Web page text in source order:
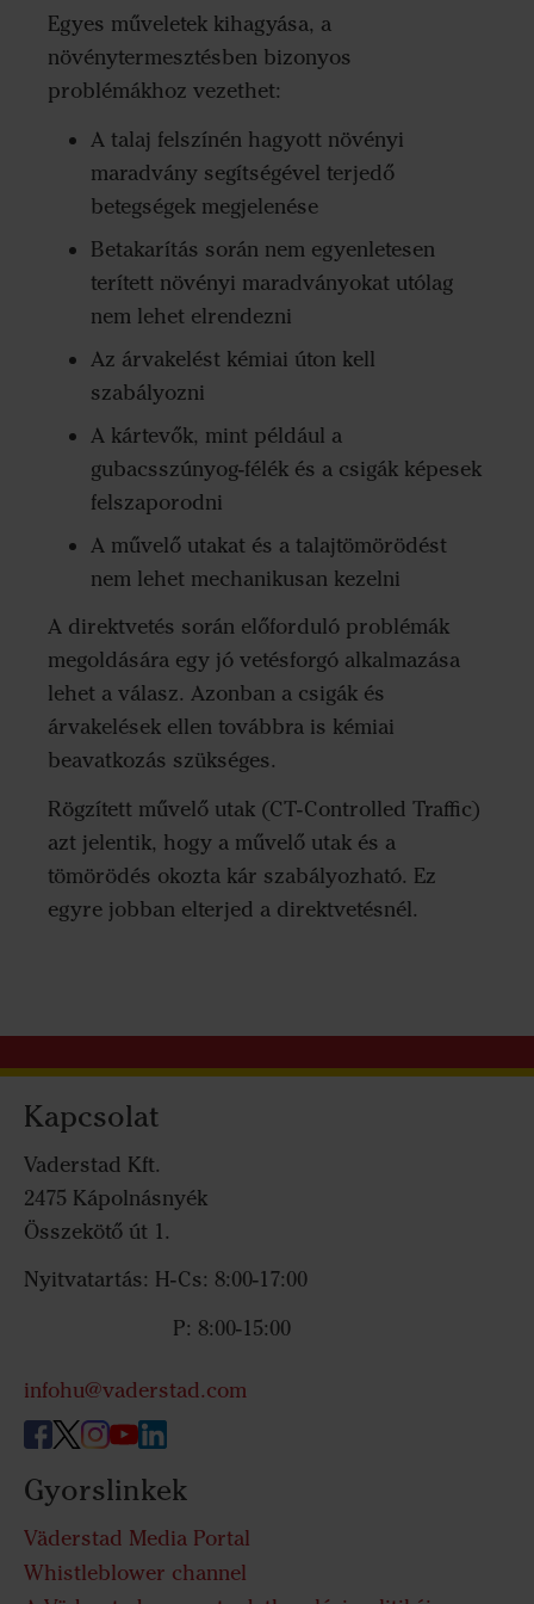
Egyes műveletek kihagyása, a
növénytermesztésben bizonyos
problémákhoz vezethet:
A talaj felszínén hagyott növényi
maradvány segítségével terjedő
betegségek megjelenése
Betakarítás során nem egyenletesen
terített növényi maradványokat utólag
nem lehet elrendezni
Az árvakelést kémiai úton kell
szabályozni
A kártevők, mint például a
gubacsszúnyog-félék és a csigák képesek
felszaporodni
A művelő utakat és a talajtömörödést
nem lehet mechanikusan kezelni
A direktvetés során előforduló problémák
megoldására egy jó vetésforgó alkalmazása
lehet a válasz. Azonban a csigák és
árvakelések ellen továbbra is kémiai
beavatkozás szükséges.
Rögzített művelő utak (CT-Controlled Traffic)
azt jelentik, hogy a művelő utak és a
tömörödés okozta kár szabályozható. Ez
egyre jobban elterjed a direktvetésnél.
Kapcsolat
Vaderstad Kft.
2475 Kápolnásnyék
Összekötő út 1.
Nyitvatartás: H-Cs: 8:00-17:00
P: 8:00-15:00
infohu@vaderstad.com
Gyorslinkek
Väderstad Media Portal
Whistleblower channel